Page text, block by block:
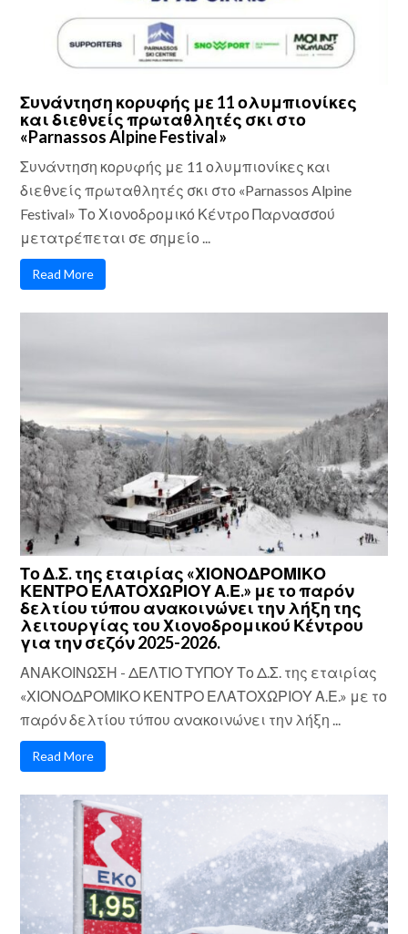
Συνάντηση κορυφής με 11 ολυμπιονίκες
και διεθνείς πρωταθλητές σκι στο
«Parnassos Alpine Festival»
Συνάντηση κορυφής με 11 ολυμπιονίκες και
διεθνείς πρωταθλητές σκι στο «Parnassos Alpine
Festival» Το Χιονοδρομικό Κέντρο Παρνασσού
μετατρέπεται σε σημείο ...
Read More
Το Δ.Σ. της εταιρίας «ΧΙΟΝΟΔΡΟΜΙΚΟ
ΚΕΝΤΡΟ ΕΛΑΤΟΧΩΡΙΟΥ Α.Ε.» με το παρόν
δελτίου τύπου ανακοινώνει την λήξη της
λειτουργίας του Χιονοδρομικού Κέντρου
για την σεζόν 2025-2026.
ΑΝΑΚΟΙΝΩΣΗ - ΔΕΛΤΙΟ ΤΥΠΟΥ Το Δ.Σ. της εταιρίας
«ΧΙΟΝΟΔΡΟΜΙΚΟ ΚΕΝΤΡΟ ΕΛΑΤΟΧΩΡΙΟΥ Α.Ε.» με το
παρόν δελτίου τύπου ανακοινώνει την λήξη ...
Read More